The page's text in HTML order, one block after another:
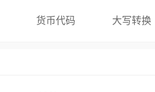
货币代码 大写转换